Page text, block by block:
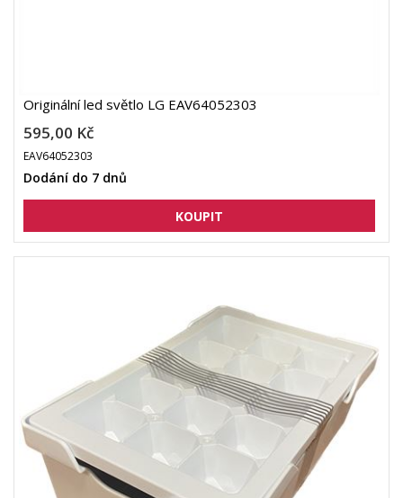
Originální led světlo LG EAV64052303
595,00 Kč
EAV64052303
Dodání do 7 dnů